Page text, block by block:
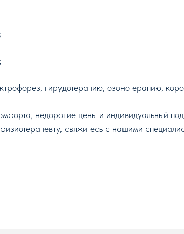
гирудотерапию, озонотерапию,
недорогие цены и индивидуальный
свяжитесь с нашими